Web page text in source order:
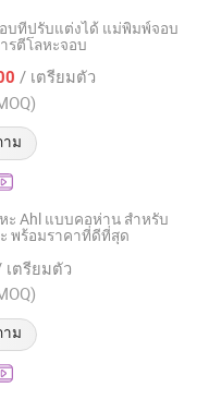
บที่ปรับแต่งได้ แม่พิมพ์จอบ
รตีโลหะจอบ
/ เตรียมตัว
ม
2026
ะ Ahl แบบคอห่าน สำหรับ
พร้อมราคาที่ดีที่สุด
เตรียมตัว
ม
Co., Ltd